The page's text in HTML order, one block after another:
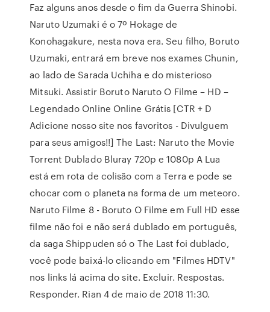
Faz alguns anos desde o fim da Guerra Shinobi.
Naruto Uzumaki é o 7º Hokage de
Konohagakure, nesta nova era. Seu filho, Boruto
Uzumaki, entrará em breve nos exames Chunin,
ao lado de Sarada Uchiha e do misterioso
Mitsuki. Assistir Boruto Naruto O Filme – HD –
Legendado Online Online Grátis [CTR + D
Adicione nosso site nos favoritos - Divulguem
para seus amigos!!] The Last: Naruto the Movie
Torrent Dublado Bluray 720p e 1080p A Lua
está em rota de colisão com a Terra e pode se
chocar com o planeta na forma de um meteoro.
Naruto Filme 8 - Boruto O Filme em Full HD esse
filme não foi e não será dublado em português,
da saga Shippuden só o The Last foi dublado,
você pode baixá-lo clicando em "Filmes HDTV"
nos links lá acima do site. Excluir. Respostas.
Responder. Rian 4 de maio de 2018 11:30.